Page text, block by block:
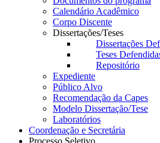
Calendário Acadêmico
Corpo Discente
Dissertações/Teses
Dissertações
Teses
Repositório
Expediente
Público Alvo
Recomendação da Capes
Modelo Dissertação/Tese
Laboratórios
Coordenação e Secretária
Processo Seletivo